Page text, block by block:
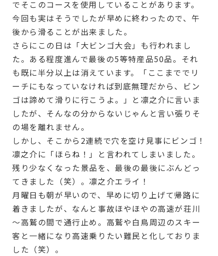
でそこのコースを使用していることがあります。
今回も実はそうでしたが早めに終わったので、午
後から滑ることが出来ました。
さらにこの日は「大ビンゴ大会」も行われまし
た。ある程度進んで最後の5等特産品50品。それ
も既に半分以上は消えています。「ここまででリ
ーチにもなっていなければ到底無理だから、ビン
ゴは諦めて滑りに行こうよ。」と凛之介に言いま
したが、そんなの分からないじゃんと言い張りそ
の場を離れません。
しかし、そこから2連続で穴を空け見事にビンゴ！
凛之介に「ほらね！」と言われてしまいました。
残り少なくなった景品を、最後の最後にぶんどっ
てきました（笑）。凛之介エライ！
月曜日も朝が早いので、早めに切り上げて帰路に
着きましたが、なんと事故ほやほやの高速が荘川
～高鷲の間で通行止め。高鷲や白鳥周辺のスキー
客と一緒になり高速乗りたい難民と化しておりま
した（笑）。